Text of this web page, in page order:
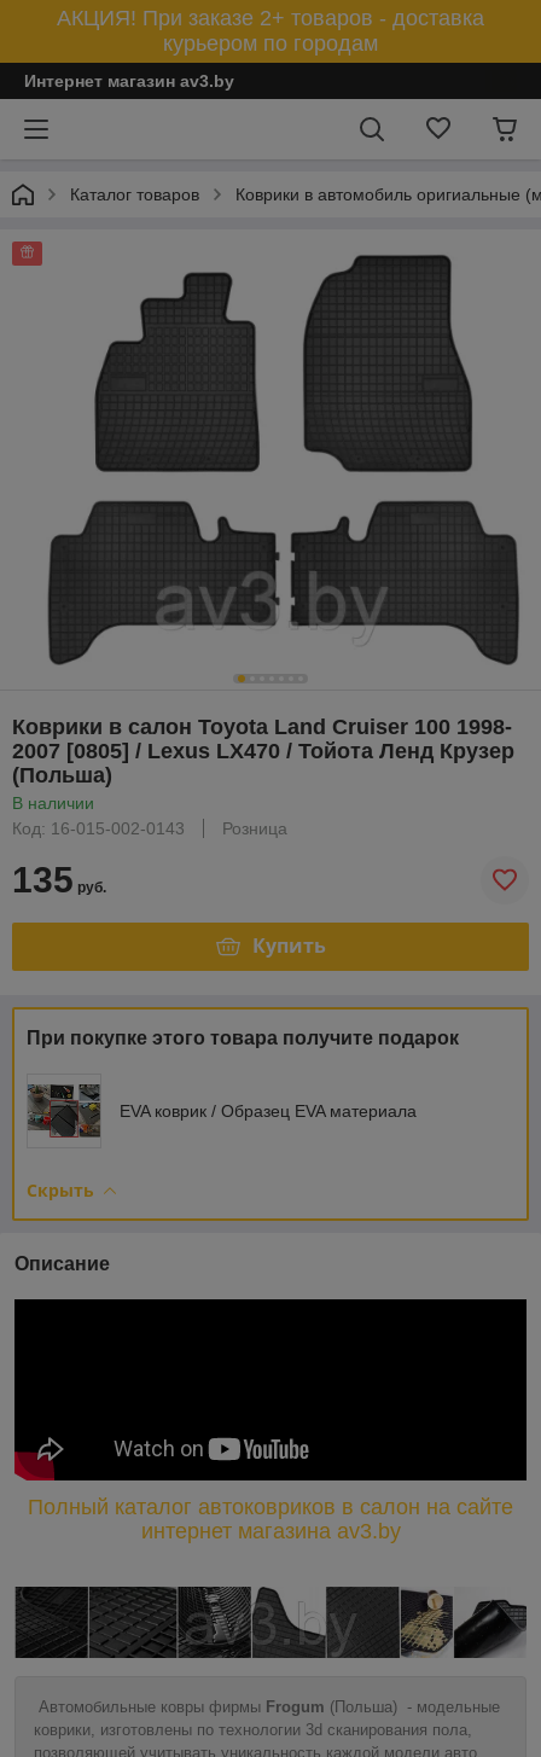
АКЦИЯ! При заказе 2+ товаров - доставка
курьером по городам
Интернет магазин av3.by
Каталог товаров Коврики в автомобиль оригиальные
Коврики в салон Toyota Land Cruiser 100 1998-
2007 [0805] / Lexus LX470 / Тойота Ленд Крузер
(Польша)
В наличии
Код: 16-015-002-0143
Розница
135 руб.
Купить
При покупке этого товара получите подарок
EVA коврик / Образец EVA материала
Скрыть
Описание
Полный каталог автоковриков в салон на сайте
интернет магазина av3.by
Автомобильные ковры фирмы Frogum (Польша) - модельные
коврики, изготовлены по технологии 3d сканирования пола,
позволяющей учитывать уникальность каждой модели авто.